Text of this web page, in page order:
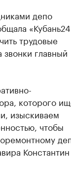
депо
трудовые
главный
которого
изыскиваем
чтобы
Константин